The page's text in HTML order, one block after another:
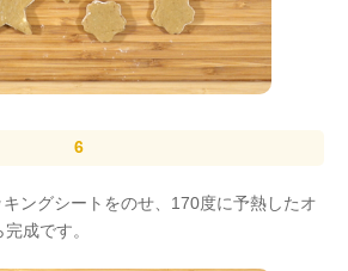
ングシートをのせ、170度に予熱したオ
成です。